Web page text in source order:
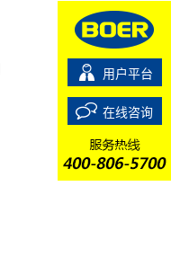
用户平台
在线咨询